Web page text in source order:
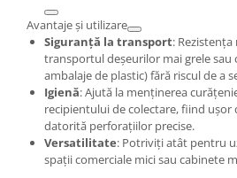
Avantaje și utilizare
Siguranță la transport:
transportul deșeurilor mai grele sau
ambalaje de plastic) fără riscul de a
Igienă: Ajută la menținerea
recipientului de colectare, fiind ușor
datorită perforațiilor precise.
Versatilitate: Potriviți atât pentru
spații comerciale mici sau cabinete